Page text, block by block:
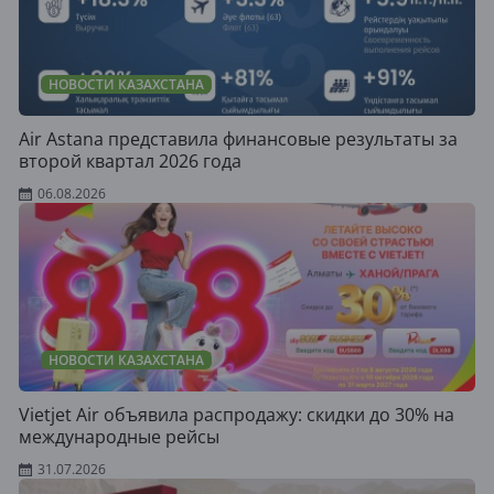
НОВОСТИ КАЗАХСТАНА
Air Astana представила финансовые результаты за
второй квартал 2026 года
06.08.2026
НОВОСТИ КАЗАХСТАНА
Vietjet Air объявила распродажу: скидки до 30% на
международные рейсы
31.07.2026